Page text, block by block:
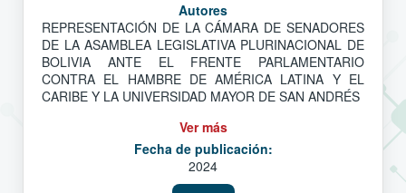
Autores
REPRESENTACIÓN DE LA CÁMARA DE SENADORES
DE LA ASAMBLEA LEGISLATIVA PLURINACIONAL DE
BOLIVIA ANTE EL FRENTE PARLAMENTARIO
CONTRA EL HAMBRE DE AMÉRICA LATINA Y EL
CARIBE Y LA UNIVERSIDAD MAYOR DE SAN ANDRÉS
Ver más
Fecha de publicación:
2024